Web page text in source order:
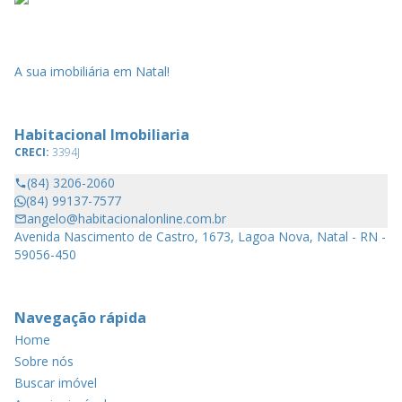
A sua imobiliária em Natal!
Habitacional Imobiliaria
CRECI: 3394J
(84) 3206-2060
(84) 99137-7577
angelo@habitacionalonline.com.br
Avenida Nascimento de Castro, 1673, Lagoa Nova, Natal - RN -
59056-450
Navegação rápida
Home
Sobre nós
Buscar imóvel